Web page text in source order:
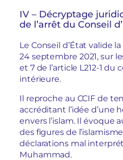
IV – Décryptage
de l’arrêt du Conseil
Le Conseil d’État valide
24 septembre 2021, sur
et 7 de l’article L212-1 du
intérieure.
Il reproche au CCIF de
accréditant l’idée d’une
envers l’islam. Il évoque
des figures de
déclarations mal
Muhammad.